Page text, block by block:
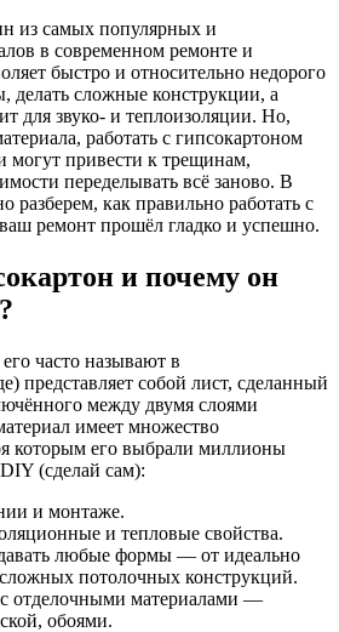
из самых популярных и
в современном ремонте и
быстро и относительно недорого
делать сложные конструкции, а
для звуко- и теплоизоляции. Но,
работать с гипсокартоном
привести к трещинам,
переделывать всё заново. В
разберем, как правильно работать с
ремонт прошёл гладко и успешно.
и почему он
часто называют в
представляет собой лист, сделанный
между двумя слоями
имеет множество
которым его выбрали миллионы
(сделай сам):
и монтаже.
и тепловые свойства.
любые формы — от идеально
потолочных конструкций.
отделочными материалами —
обоями.